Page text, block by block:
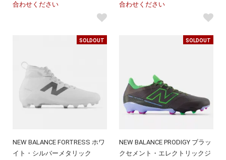
合わせください
合わせください
SOLDOUT
NEW BALANCE FORTRESS ホワ
イト・シルバーメタリック
SOLDOUT
NEW BALANCE PRODIGY ブラッ
クセメント・エレクトリックジ